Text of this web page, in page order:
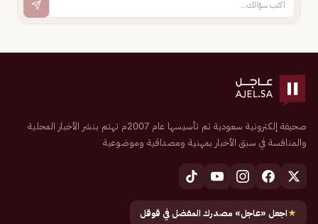
صحيفة إلكترونية سعودية تم تأسيسها عام 2007م تهتم بنشر الأخبار المحلية
والمنافسة في سبق الأخبار بمهنية ومصداقية وموضوعية
★اجعل «عاجل» مصدرك المفضل في قوقل